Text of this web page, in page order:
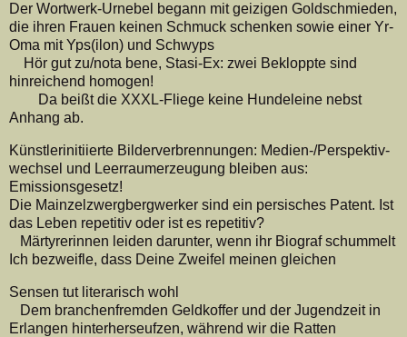
Der Wortwerk-Urnebel begann mit geizigen Goldschmieden,
die ihren Frauen keinen Schmuck schenken sowie einer Yr-
Oma mit Yps(ilon) und Schwyps
Hör gut zu/nota bene, Stasi-Ex: zwei Bekloppte sind
hinreichend homogen!
Da beißt die XXXL-Fliege keine Hundeleine nebst
Anhang ab.
Künstlerinitiierte Bilderverbrennungen: Medien-/Perspektiv-
wechsel und Leerraumerzeugung bleiben aus:
Emissionsgesetz!
Die Mainzelzwergbergwerker sind ein persisches Patent. Ist
das Leben repetitiv oder ist es repetitiv?
Märtyrerinnen leiden darunter, wenn ihr Biograf schummelt
Ich bezweifle, dass Deine Zweifel meinen gleichen
Sensen tut literarisch wohl
Dem branchenfremden Geldkoffer und der Jugendzeit in
Erlangen hinterherseufzen, während wir die Ratten